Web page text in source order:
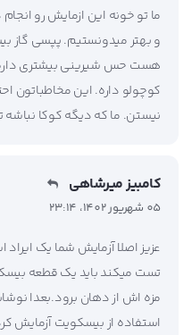
ما تو خونه این ازمایش رو
و بهتر میدونستیم. پپسی گاز
هست حس شیرینی بیشتری
کوچولو داره. این مخاطباتون
نیستن. ما که دیگه کوکا
کامبیز میرشاهی
05 شهریور 1402، 23:14
عزیز اصلا آزمایش شما یک
تست میکند باید یک قطعه
مزه اش از دهان برود.بعدا
استفاده از بیسکویت آزمایش